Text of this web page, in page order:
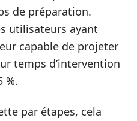
de préparation.
utilisateurs ayant
capable de projeter
temps d’intervention
%.
par étapes, cela